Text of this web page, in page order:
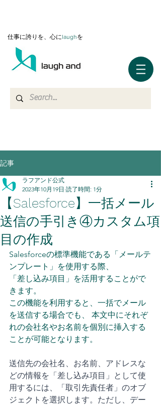
仕事に誇りを、心にlaughを
記事
【Salesforce】一括メール
送信の手引き④カスタム項
目の作成
ラフアンド公式
2023年10月19日 読了時間: 1分
Salesforceの標準機能である「メールテ
ンプレート」を使用する際、
「差し込み項目」を活用することがで
きます。
この機能を利用すると、一括でメール
を送信する場合でも、 本文中にそれぞ
れの会社名やお名前を個別に挿入する
ことが可能となります。
送信先の会社名、お名前、アドレスな
どの情報を「差し込み項目」として使
用するには、「取引先責任者」のオブ
ジェクトを選択します。ただし、デー